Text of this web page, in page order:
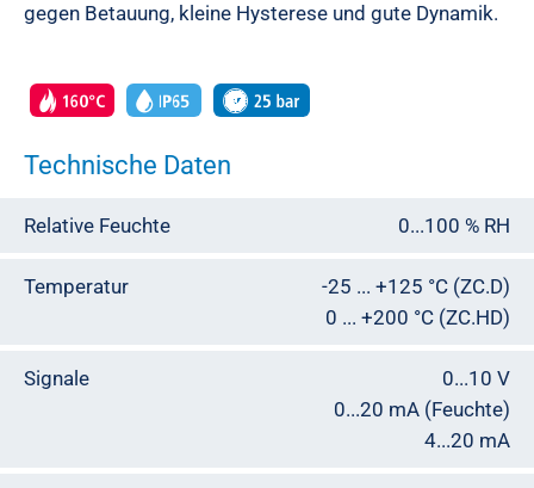
gegen Betauung, kleine Hysterese und gute Dynamik.
Technische Daten
Relative Feuchte 0...100 % RH
Temperatur
-25 ... +125 °C (ZC.D)
0 ... +200 °C (ZC.HD)
Signale
0...10 V
0...20 mA (Feuchte)
4...20 mA